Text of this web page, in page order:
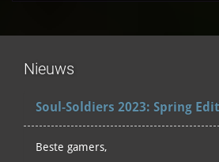
Nieuws
Soul-Soldiers 2023: Spring
Beste gamers,